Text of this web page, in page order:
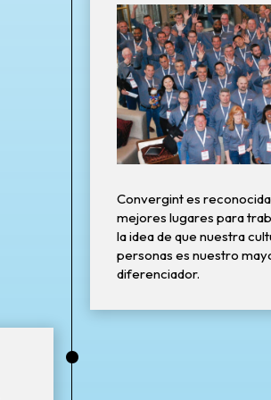
Convergint es
mejores lugares para
la idea de que nuestra
personas es nuestro
diferenciador.
•